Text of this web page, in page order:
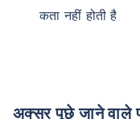
कता नहीं होती है
अक्सर पूछे जाने वाले